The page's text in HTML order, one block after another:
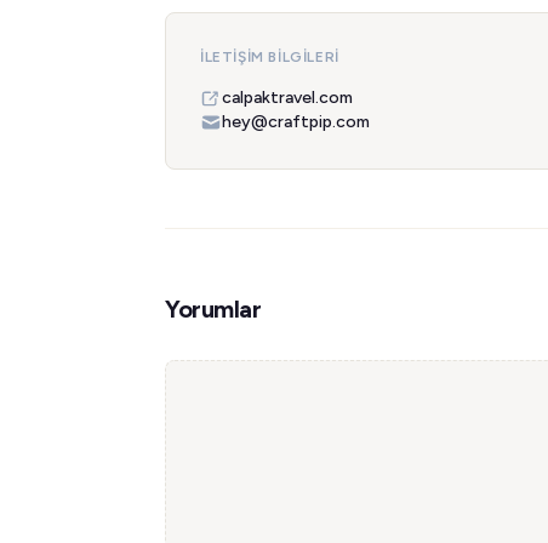
İLETIŞIM BILGILERI
calpaktravel.com
hey@craftpip.com
Yorumlar